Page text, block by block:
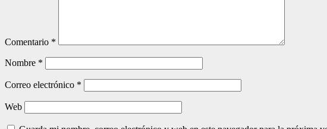
Comentario *
Nombre *
Correo electrónico *
Web